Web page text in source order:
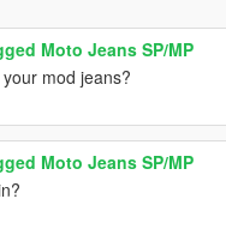
Moto Jeans SP/MP
mod jeans?
Moto Jeans SP/MP